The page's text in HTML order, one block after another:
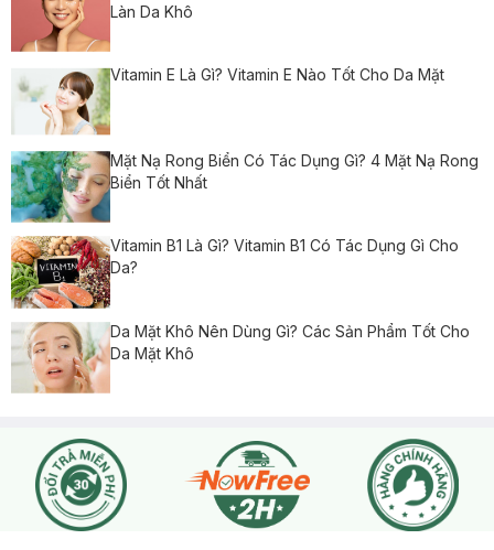
Làn Da Khô
Vitamin E Là Gì? Vitamin E Nào Tốt Cho Da Mặt
Mặt Nạ Rong Biển Có Tác Dụng Gì? 4 Mặt Nạ Rong
Biển Tốt Nhất
Vitamin B1 Là Gì? Vitamin B1 Có Tác Dụng Gì Cho
Da?
Da Mặt Khô Nên Dùng Gì? Các Sản Phẩm Tốt Cho
Da Mặt Khô